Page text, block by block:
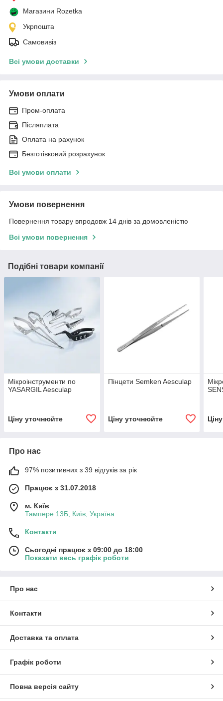
Магазини Rozetka
Укрпошта
Самовивіз
Всі умови доставки
Умови оплати
Пром-оплата
Післяплата
Оплата на рахунок
Безготівковий розрахунок
Всі умови оплати
Умови повернення
Повернення товару впродовж 14 днів за домовленістю
Всі умови повернення
Подібні товари компанії
Мікроінструменти по
YASARGIL Aesculap
Ціну уточнюйте
Пінцети Semken Aesculap
Ціну уточнюйте
Про нас
97% позитивних з 39 відгуків за рік
Працює з 31.07.2018
м. Київ
Тампере 13Б, Київ, Україна
Контакти
Сьогодні працює з 09:00 до 18:00
Показати весь графік роботи
Про нас
Контакти
Доставка та оплата
Графік роботи
Повна версія сайту